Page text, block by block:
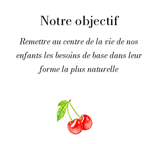
Notre objectif
Remettre au centre de la vie de nos
enfants les besoins de base dans leur
forme la plus naturelle